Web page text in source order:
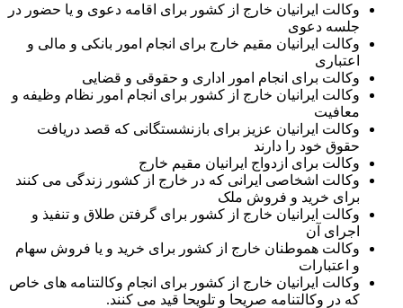
وکالت ایرانیان خارج از کشور برای اقامه دعوی و یا حضور در
جلسه دعوی
وکالت ایرانیان مقیم خارج برای انجام امور بانکی و مالی و
اعتباری
وکالت برای انجام امور اداری و حقوقی و قضایی
وکالت ایرانیان خارج از کشور برای انجام امور نظام وظیفه و
معافیت
وکالت ایرانیان عزیز برای بازنشستگانی که قصد دریافت
حقوق خود را دارند
وکالت برای ازدواج ایرانیان مقیم خارج
وکالت اشخاصی ایرانی که در خارج از کشور زندگی می کنند
برای خرید و فروش ملک
وکالت ایرانیان خارج از کشور برای گرفتن طلاق و تنفیذ و
اجرای آن
وکالت هموطنان خارج از کشور برای خرید و یا فروش سهام
و اعتبارات
وکالت ایرانیان خارج از کشور برای انجام وکالتنامه های خاص
که در وکالتنامه صریحا و تلویحا قید می کنند.